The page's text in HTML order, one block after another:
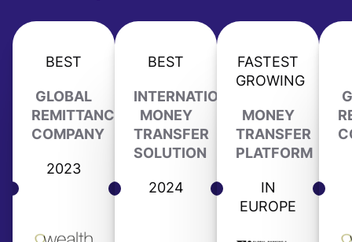
BEST
GLOBAL
REMITTANCE
COMPANY
2023
BEST
INTERNATIONAL
MONEY
TRANSFER
SOLUTION
2024
FASTEST
GROWING
MONEY
TRANSFER
PLATFORM
IN
EUROPE